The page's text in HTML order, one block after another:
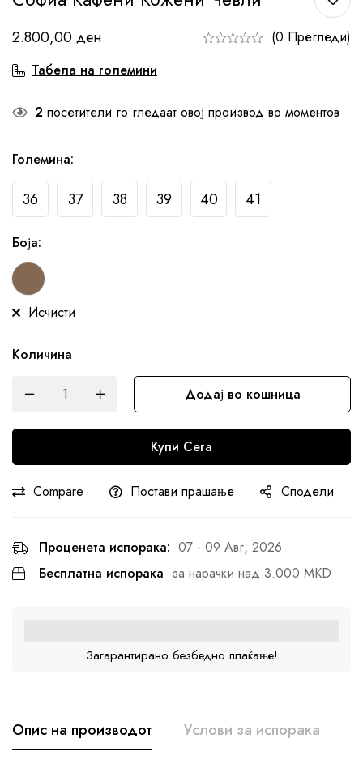
2.800,00ден
(0 Прегледи)
Табела на големини
2 посетители го гледаат овој производ во моментов
Големина:
36 37 38 39 40 41
Боја:
Исчисти
Количина
Додај во кошница
Купи Сега
Compare Постави прашање Сподели
Проценета испорака: 07 - 09 Авг, 2026
Бесплатна испорака за нарачки над 3.000 MKD
Загарантирано безбедно плаќање!
Опис на производот Услови за испорака